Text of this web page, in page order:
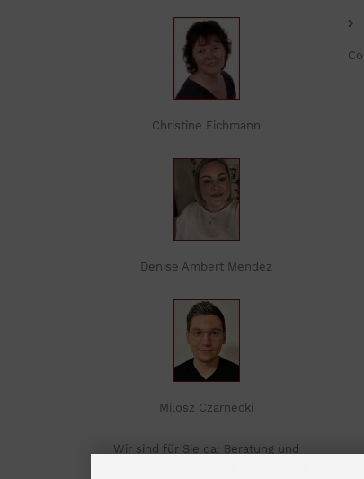
Christine Eichmann
Denise Ambert Mendez
Milosz Czarnecki
Wir sind für Sie da: Beratung und